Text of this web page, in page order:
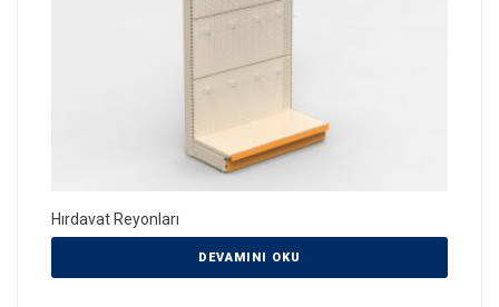
Hırdavat Reyonları
DEVAMINI OKU